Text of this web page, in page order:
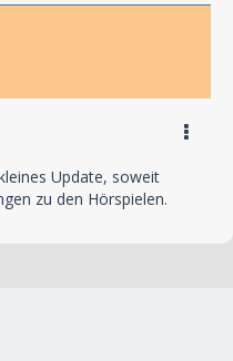
Update, soweit
zu den Hörspielen.